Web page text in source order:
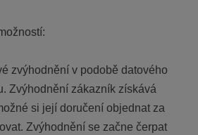
zvýhodnění v podobě datového
Zvýhodnění zákazník získává
si její doručení objednat za
Zvýhodnění se začne čerpat